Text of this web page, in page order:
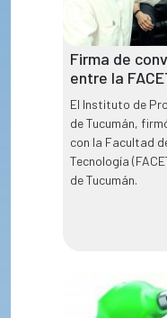
Firma de
entre la
El Instituto de
de Tucumán,
con la Facultad
Tecnología
de Tucumán.